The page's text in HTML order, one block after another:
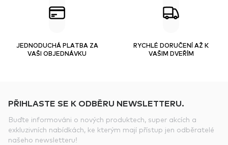
JEDNODUCHÁ PLATBA ZA
VAŠI OBJEDNÁVKU
RYCHLÉ DORUČENÍ AŽ K
VAŠIM DVEŘÍM
PŘIHLASTE SE K ODBĚRU NEWSLETTERU.
Buďte informováni o nových produktech, super akcích a
exkluzivních nabídkách, ke kterým mají přístup jen odběratelé
našeho newsletteru!